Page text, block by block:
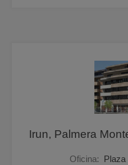
Irun, Palmera
Oficina: Plaza